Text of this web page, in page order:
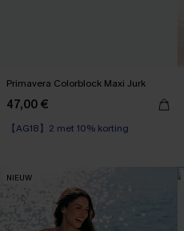
Primavera Colorblock Maxi Jurk
47,00 €
【AG18】2 met 10% korting
Wikkel
NIEUW